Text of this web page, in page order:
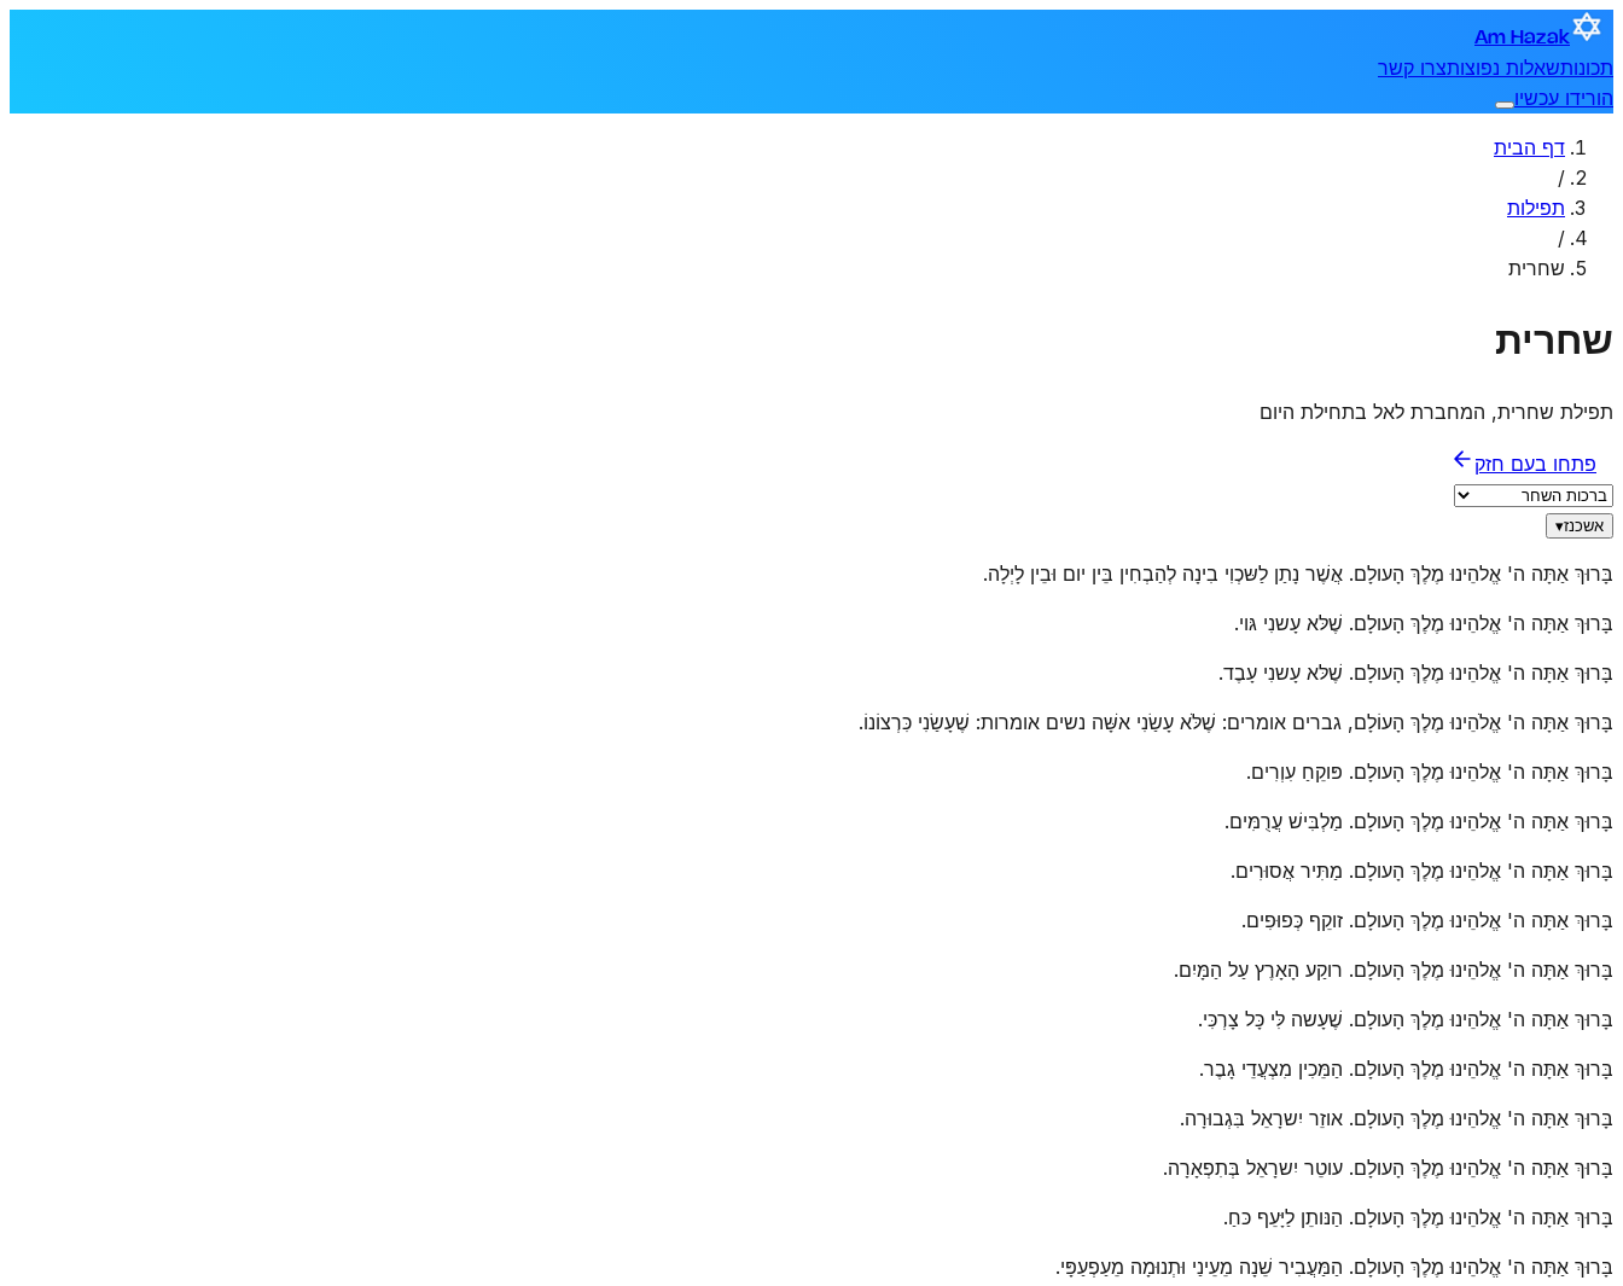
Am Hazak
תכונותשאלות נפוצותצרו קשר
הורידו עכשיו
דף הבית
/
תפילות
/
שחרית
שחרית
תפילת שחרית, המחברת לאל בתחילת היום
פתחו בעם חזק
אשכנז▾
בָּרוּךְ אַתָּה ה' אֱלהֵינוּ מֶלֶךְ הָעולָם. אֲשֶׁר נָתַן לַשּכְוִי בִינָה לְהַבְחִין בֵּין יום וּבֵין לָיְלָה.
בָּרוּךְ אַתָּה ה' אֱלהֵינוּ מֶלֶךְ הָעולָם. שֶׁלּא עָשנִי גּוי.
בָּרוּךְ אַתָּה ה' אֱלהֵינוּ מֶלֶךְ הָעולָם. שֶׁלּא עָשנִי עָבֶד.
בָּרוּךְ אַתָּה ה' אֱלֹהֵינוּ מֶלֶךְ הָעוֹלָם, גברים אומרים: שֶׁלֹּא עָשַׂנִי אשָּׁה נשים אומרות: שֶׁעָשַׂנִי כִּרְצוֹנוֹ.
בָּרוּךְ אַתָּה ה' אֱלהֵינוּ מֶלֶךְ הָעולָם. פּוקֵחַ עִוְרִים.
בָּרוּךְ אַתָּה ה' אֱלהֵינוּ מֶלֶךְ הָעולָם. מַלְבִּישׁ עֲרֻמִּים.
בָּרוּךְ אַתָּה ה' אֱלהֵינוּ מֶלֶךְ הָעולָם. מַתִּיר אֲסוּרִים.
בָּרוּךְ אַתָּה ה' אֱלהֵינוּ מֶלֶךְ הָעולָם. זוקֵף כְּפוּפִים.
בָּרוּךְ אַתָּה ה' אֱלהֵינוּ מֶלֶךְ הָעולָם. רוקַע הָאָרֶץ עַל הַמָּיִם.
בָּרוּךְ אַתָּה ה' אֱלהֵינוּ מֶלֶךְ הָעולָם. שֶׁעָשה לִּי כָּל צָרְכִּי.
בָּרוּךְ אַתָּה ה' אֱלהֵינוּ מֶלֶךְ הָעולָם. הַמֵּכִין מִצְעֲדֵי גָבֶר.
בָּרוּךְ אַתָּה ה' אֱלהֵינוּ מֶלֶךְ הָעולָם. אוזֵר יִשרָאֵל בִּגְבוּרָה.
בָּרוּךְ אַתָּה ה' אֱלהֵינוּ מֶלֶךְ הָעולָם. עוטֵר יִשרָאֵל בְּתִפְאָרָה.
בָּרוּךְ אַתָּה ה' אֱלהֵינוּ מֶלֶךְ הָעולָם. הַנּותֵן לַיָּעֵף כּחַ.
בָּרוּךְ אַתָּה ה' אֱלהֵינוּ מֶלֶךְ הָעולָם. הַמַּעֲבִיר שֵׁנָה מֵעֵינַי וּתְנוּמָה מֵעַפְעַפָּי.